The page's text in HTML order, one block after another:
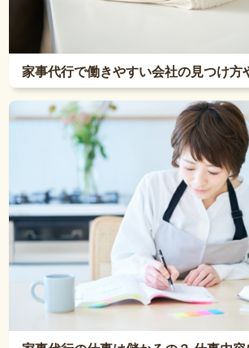
家事代行で働きやすい会社の見つけ方